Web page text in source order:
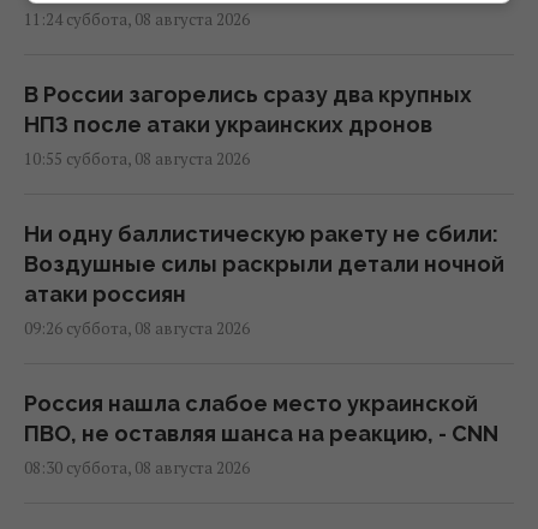
11:24 суббота, 08 августа 2026
В России загорелись сразу два крупных
НПЗ после атаки украинских дронов
10:55 суббота, 08 августа 2026
Ни одну баллистическую ракету не сбили:
Воздушные силы раскрыли детали ночной
атаки россиян
09:26 суббота, 08 августа 2026
Россия нашла слабое место украинской
ПВО, не оставляя шанса на реакцию, - CNN
08:30 суббота, 08 августа 2026